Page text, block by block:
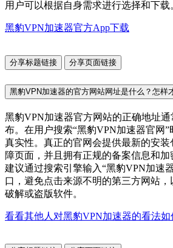
用户可以根据自身需求进行选择和下载
黑豹VPN加速器官方App下载
分享标题链接 分享页面链接
黑豹VPN加速器的官方网站网址是什么？怎样
黑豹VPN加速器官方网站的正确地址
布。在用户搜索“黑豹VPN加速器官网
真实性。真正的官网会提供最新的安
障页面，并且拥有正规的备案信息和加
建议通过搜索引擎输入“黑豹VPN加速
口，避免点击来源不明的第三方网站
破解或盗版软件。
看看其他人对黑豹VPN加速器的看法如